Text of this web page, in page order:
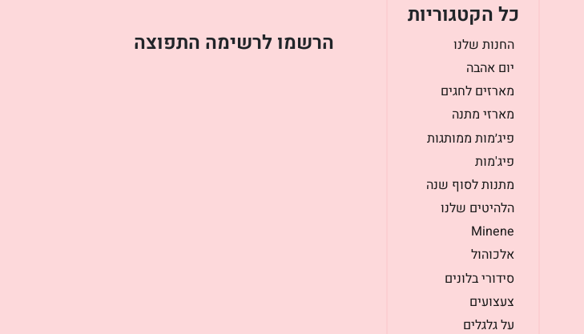
כל הקטגוריות
החנות שלנו
יום אהבה
מארזים לחגים
מארזי מתנה
פיג׳מות ממותגות
פיג'מות
מתנות לסוף שנה
הלהיטים שלנו
Minene
אלכוהול
סידורי בלונים
צעצועים
על גלגלים
הרשמו לרשימה התפוצה